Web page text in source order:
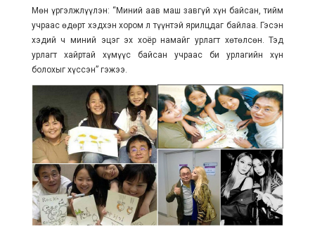
Мөн үргэлжлүүлэн: “Миний аав маш завгүй хүн байсан, тийм
учраас өдөрт хэдхэн хором л түүнтэй ярилцдаг байлаа. Гэсэн
хэдий ч миний эцэг эх хоёр намайг урлагт хөтөлсөн. Тэд
урлагт хайртай хүмүүс байсан учраас би урлагийн хүн
болохыг хүссэн” гэжээ.